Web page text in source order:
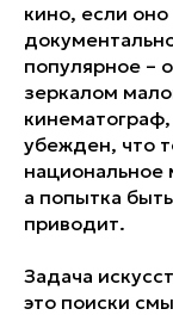
кино, если
популярное –
зеркалом
убежден, что
национальное
а попытка
приводит.
Задача
это поиски